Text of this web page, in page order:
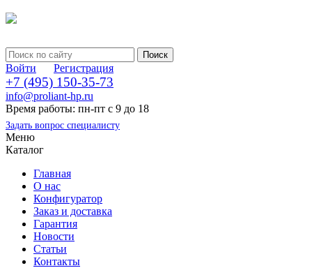
Войти Регистрация
+7 (495) 150-35-73
info@proliant-hp.ru
Время работы: пн-пт с 9 до 18
Задать вопрос специалисту
Меню
Каталог
Главная
О нас
Конфигуратор
Заказ и доставка
Гарантия
Новости
Статьи
Контакты